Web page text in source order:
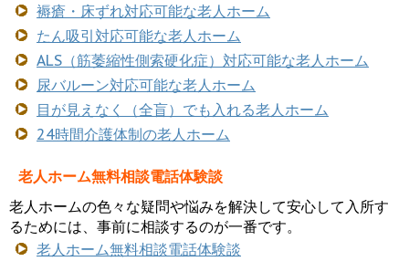
褥瘡・床ずれ対応可能な老人ホーム
たん吸引対応可能な老人ホーム
ALS（筋萎縮性側索硬化症）対応可能な老人ホーム
尿バルーン対応可能な老人ホーム
目が見えなく（全盲）でも入れる老人ホーム
24時間介護体制の老人ホーム
老人ホーム無料相談電話体験談
老人ホームの色々な疑問や悩みを解決して安心して入所す
るためには、事前に相談するのが一番です。
老人ホーム無料相談電話体験談